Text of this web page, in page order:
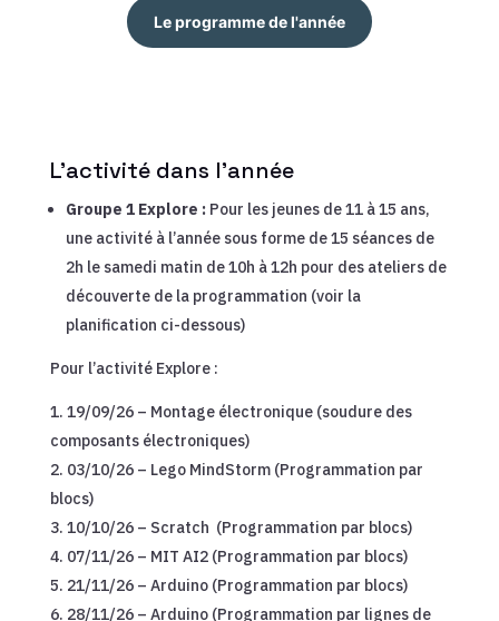
Le programme de l'année
L’activité dans l’année
Groupe 1 Explore :Pour les jeunes de 11 à 15 ans,
une activité à l’année sous forme de 15 séances de
2h le samedi matin de 10h à 12h pour des ateliers de
découverte de la programmation (voir la
planification ci-dessous)
Pour l’activité Explore :
19/09/26 – Montage électronique (soudure des
composants électroniques)
03/10/26 – Lego MindStorm (Programmation par
blocs)
10/10/26 – Scratch (Programmation par blocs)
07/11/26 – MIT AI2 (Programmation par blocs)
21/11/26 – Arduino (Programmation par blocs)
28/11/26 – Arduino (Programmation par lignes de